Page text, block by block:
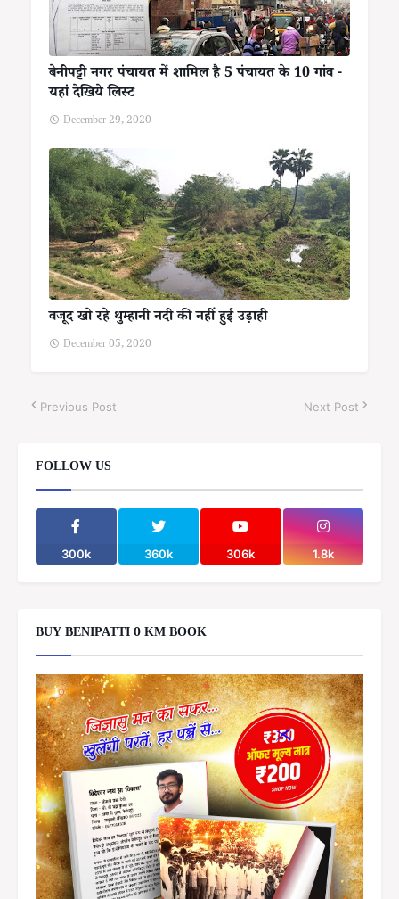
बेनीपट्टी नगर पंचायत में शामिल है 5 पंचायत के 10 गांव -
यहां देखिये लिस्ट
December 29, 2020
वजूद खो रहे थुम्हानी नदी की नहीं हुई उड़ाही
December 05, 2020
Previous Post Next Post
FOLLOW US
300k 360k 306k 1.8k
BUY BENIPATTI 0 KM BOOK